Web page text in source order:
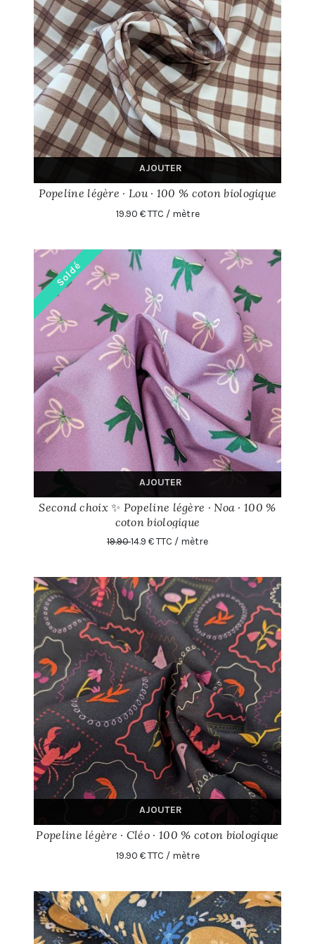
AJOUTER
Popeline légère · Lou · 100 % coton biologique
19.90 € TTC / mètre
Soldé
AJOUTER
Second choix ✨ Popeline légère · Noa · 100 %
coton biologique
19.9014.9 € TTC / mètre
AJOUTER
Popeline légère · Cléo · 100 % coton biologique
19.90 € TTC / mètre